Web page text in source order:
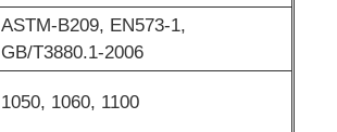
ASTM-B209, EN573-1,
GB/T3880.1-2006
1050, 1060, 1100